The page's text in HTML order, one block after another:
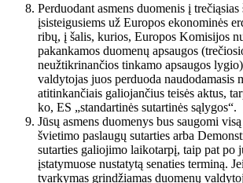
Perduodant asmens duomenis į
įsisteigusiems už Europos ekonominės
ribų, į šalis, kurios, Europos Komisijos
pakankamos duomenų apsaugos
neužtikrinančios tinkamo apsaugos
valdytojas juos perduoda naudodamasis
atitinkančiais galiojančius teisės aktus,
ko, ES „standartinės sutartinės sąlygos“.
Jūsų asmens duomenys bus saugomi
švietimo paslaugų sutarties arba
sutarties galiojimo laikotarpį, taip pat po
įstatymuose nustatytą senaties terminą.
tvarkymas grindžiamas duomenų